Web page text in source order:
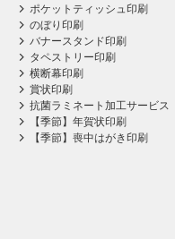
ポケットティッシュ印刷
のぼり印刷
バナースタンド印刷
タペストリー印刷
横断幕印刷
賞状印刷
抗菌ラミネート加工サービス
【季節】年賀状印刷
【季節】喪中はがき印刷